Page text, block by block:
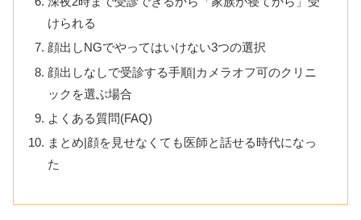
けられる
顔出しNGでやってはいけない3つの選択
顔出しなしで受診する手順|カメラオフ可のクリニ
ックを選ぶ場合
よくある質問(FAQ)
まとめ|顔を見せなくても医師と話せる時代になっ
た